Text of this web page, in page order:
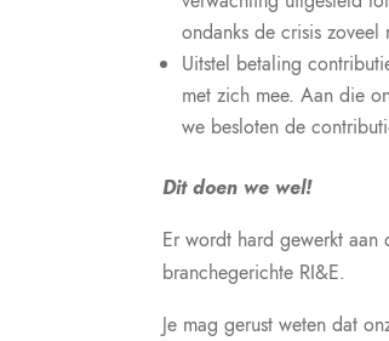
ondanks de crisis
Uitstel betaling
met zich mee. Aan die
we besloten de
Dit doen we wel!
Er wordt hard gewerkt aan
branchegerichte RI&E.
Je mag gerust weten dat